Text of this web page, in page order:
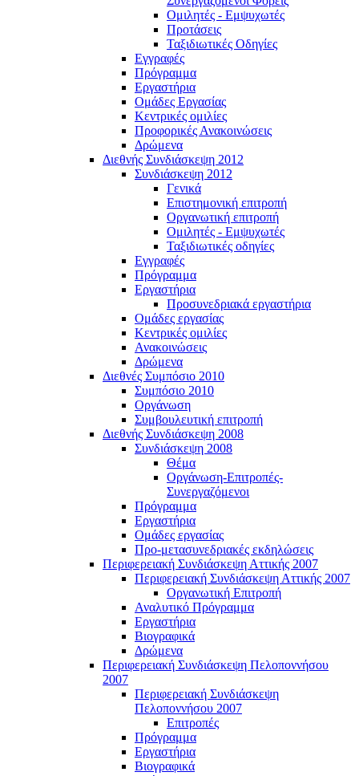
Ομιλητές - Εμψυχωτές
Προτάσεις
Ταξιδιωτικές Οδηγίες
Εγγραφές
Πρόγραμμα
Εργαστήρια
Ομάδες Εργασίας
Κεντρικές ομιλίες
Προφορικές Ανακοινώσεις
Δρώμενα
Διεθνής Συνδιάσκεψη 2012
Συνδιάσκεψη 2012
Γενικά
Επιστημονική επιτροπή
Οργανωτική επιτροπή
Ομιλητές - Εμψυχωτές
Ταξιδιωτικές οδηγίες
Εγγραφές
Πρόγραμμα
Εργαστήρια
Προσυνεδριακά εργαστήρια
Ομάδες εργασίας
Κεντρικές ομιλίες
Ανακοινώσεις
Δρώμενα
Διεθνές Συμπόσιο 2010
Συμπόσιο 2010
Οργάνωση
Συμβουλευτική επιτροπή
Διεθνής Συνδιάσκεψη 2008
Συνδιάσκεψη 2008
Θέμα
Οργάνωση-Επιτροπές-
Συνεργαζόμενοι
Πρόγραμμα
Εργαστήρια
Ομάδες εργασίας
Προ-μετασυνεδριακές εκδηλώσεις
Περιφερειακή Συνδιάσκεψη Αττικής 2007
Περιφερειακή Συνδιάσκεψη Αττικής 2007
Οργανωτική Επιτροπή
Αναλυτικό Πρόγραμμα
Εργαστήρια
Βιογραφικά
Δρώμενα
Περιφερειακή Συνδιάσκεψη Πελοποννήσου
2007
Περιφερειακή Συνδιάσκεψη
Πελοποννήσου 2007
Επιτροπές
Πρόγραμμα
Εργαστήρια
Βιογραφικά